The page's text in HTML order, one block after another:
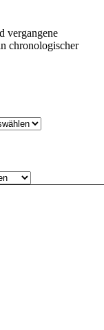
vergangene
chronologischer